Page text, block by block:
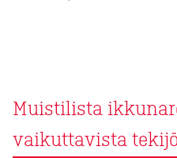
Muistilista
vaikuttavista